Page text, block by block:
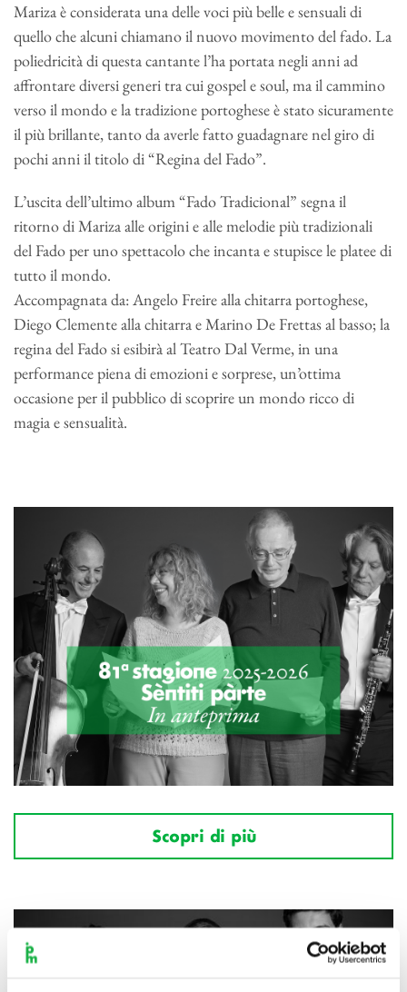
Mariza è considerata una delle voci più belle e sensuali di
quello che alcuni chiamano il nuovo movimento del fado. La
poliedricità di questa cantante l’ha portata negli anni ad
affrontare diversi generi tra cui gospel e soul, ma il cammino
verso il mondo e la tradizione portoghese è stato sicuramente
il più brillante, tanto da averle fatto guadagnare nel giro di
pochi anni il titolo di “Regina del Fado”.
L’uscita dell’ultimo album “Fado Tradicional” segna il
ritorno di Mariza alle origini e alle melodie più tradizionali
del Fado per uno spettacolo che incanta e stupisce le platee di
tutto il mondo.
Accompagnata da: Angelo Freire alla chitarra portoghese,
Diego Clemente alla chitarra e Marino De Frettas al basso; la
regina del Fado si esibirà al Teatro Dal Verme, in una
performance piena di emozioni e sorprese, un’ottima
occasione per il pubblico di scoprire un mondo ricco di
magia e sensualità.
Scopri di più